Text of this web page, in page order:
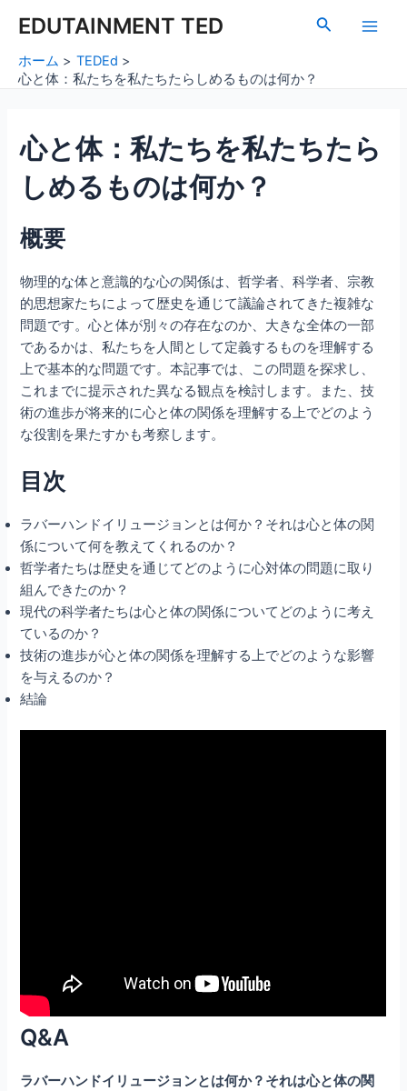
EDUTAINMENT TED
検
Main
ホーム
TEDEd
心と体：私たちを私たちたらしめるものは何か？
心と体：私たちを私たちたら
しめるものは何か？
概要
物理的な体と意識的な心の関係は、哲学者、科学者、宗教
的思想家たちによって歴史を通じて議論されてきた複雑な
問題です。心と体が別々の存在なのか、大きな全体の一部
であるかは、私たちを人間として定義するものを理解する
上で基本的な問題です。本記事では、この問題を探求し、
これまでに提示された異なる観点を検討します。また、技
術の進歩が将来的に心と体の関係を理解する上でどのよう
な役割を果たすかも考察します。
目次
ラバーハンドイリュージョンとは何か？それは心と体の関
係について何を教えてくれるのか？
哲学者たちは歴史を通じてどのように心対体の問題に取り
組んできたのか？
現代の科学者たちは心と体の関係についてどのように考え
ているのか？
技術の進歩が心と体の関係を理解する上でどのような影響
を与えるのか？
結論
Q&A
ラバーハンドイリュージョンとは何か？それは心と体の関
navigation